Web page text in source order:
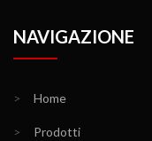
NAVIGAZIONE
> Home
> Prodotti